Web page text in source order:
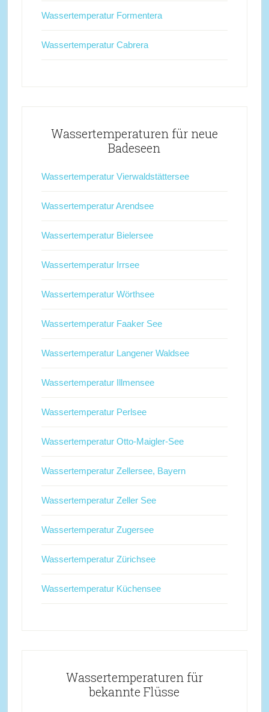
Wassertemperatur Formentera
Wassertemperatur Cabrera
Wassertemperaturen für neue
Badeseen
Wassertemperatur Vierwaldstättersee
Wassertemperatur Arendsee
Wassertemperatur Bielersee
Wassertemperatur Irrsee
Wassertemperatur Wörthsee
Wassertemperatur Faaker See
Wassertemperatur Langener Waldsee
Wassertemperatur Illmensee
Wassertemperatur Perlsee
Wassertemperatur Otto-Maigler-See
Wassertemperatur Zellersee, Bayern
Wassertemperatur Zeller See
Wassertemperatur Zugersee
Wassertemperatur Zürichsee
Wassertemperatur Küchensee
Wassertemperaturen für
bekannte Flüsse